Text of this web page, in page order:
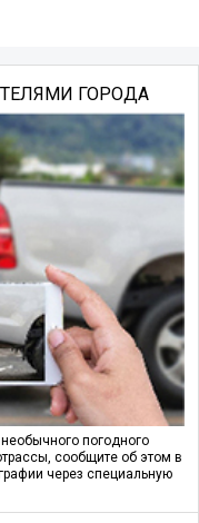
ГОРОДА
погодного
сообщите об этом в
через специальную